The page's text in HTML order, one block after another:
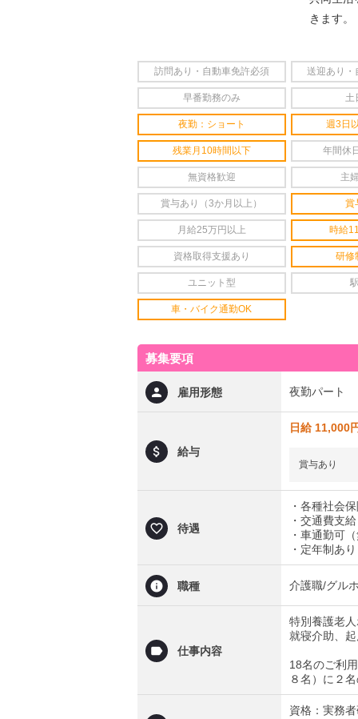
きます。
訪問あり・自動車免許必須 送迎あり・
早番勤務のみ 土
夜勤：ショート 週3日
残業月10時間以下 年間休
無資格歓迎 主
賞与あり（3か月以上） 賞
月給25万円以上 時給
資格取得支援あり 研修
ユニット型
車・バイク通勤OK
募集要項
雇用形態 夜勤パート
給与
日給 11,000
賞与あり
待遇
・各種社会
・交通費支給
・車通勤可
・定年制あ
職種 介護職/グル
仕事内容
特別養護老
就寝介助、
18名のご利
８名）に２
資格：実務